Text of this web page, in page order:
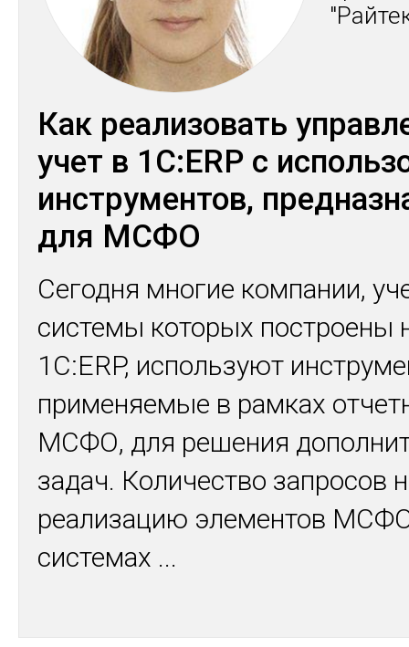
Как реализовать
учет в 1C:ERP с
инструментов,
для МСФО
Сегодня многие компании,
системы которых построены
1C:ERP, используют
применяемые в рамках
МСФО, для решения
задач. Количество запросов
реализацию элементов
системах ...